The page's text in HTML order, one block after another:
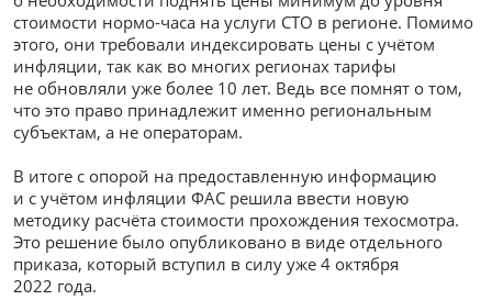
стоимости нормо-часа на услуги СТО в регионе. Помимо
этого, они требовали индексировать цены с учётом
инфляции, так как во многих регионах тарифы
не обновляли уже более 10 лет. Ведь все помнят о том,
что это право принадлежит именно региональным
субъектам, а не операторам.
В итоге с опорой на предоставленную информацию
и с учётом инфляции ФАС решила ввести новую
методику расчёта стоимости прохождения техосмотра.
Это решение было опубликовано в виде отдельного
приказа, который вступил в силу уже 4 октября
2022 года.